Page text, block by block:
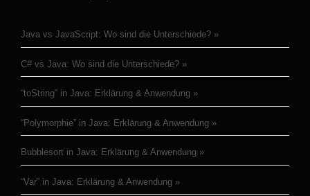
Java vs JavaScript: Wo sind die Unterschiede?
C# vs Java: Wo sind die Unterschiede?
“toString” in Java: Erklärung & Anwendung
“Polymorphie” in Java: Erklärung & Anwendung
Bubblesort in Java: Erklärung & Anwendung
“Var” in Java: Erklärung & Anwendung